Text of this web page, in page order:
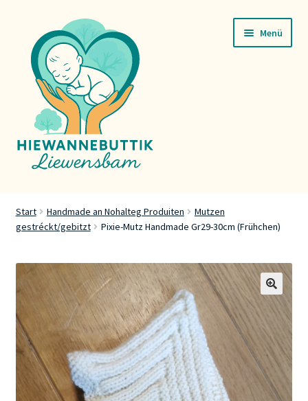
Navigation
springen
Inhalt
springen
Menü
Servicer
Buttik
Kontakt
Start Handmade an Nohalteg Produiten
Mutzen
gestréckt/gebitzt
Pixie-Mutz Handmade Gr29-30cm (Frühchen)
🔍